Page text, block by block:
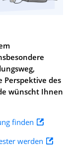
Perspektive des
wünscht Ihnen
finden
werden